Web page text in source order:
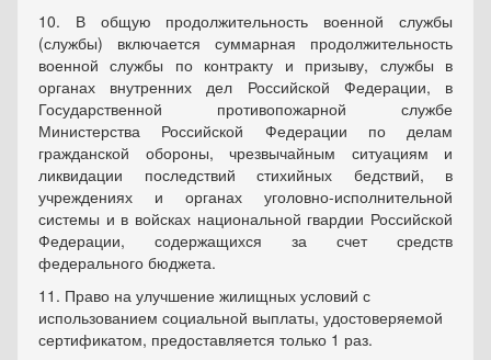
10. В общую продолжительность военной службы
(службы) включается суммарная продолжительность
военной службы по контракту и призыву, службы в
органах внутренних дел Российской Федерации, в
Государственной противопожарной службе
Министерства Российской Федерации по делам
гражданской обороны, чрезвычайным ситуациям и
ликвидации последствий стихийных бедствий, в
учреждениях и органах уголовно-исполнительной
системы и в войсках национальной гвардии Российской
Федерации, содержащихся за счет средств
федерального бюджета.
11. Право на улучшение жилищных условий с
использованием социальной выплаты, удостоверяемой
сертификатом, предоставляется только 1 раз.